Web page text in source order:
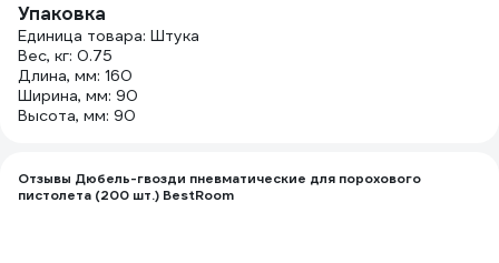
Упаковка
Единица товара: Штука
Вес, кг: 0.75
Длина, мм: 160
Ширина, мм: 90
Высота, мм: 90
Отзывы Дюбель-гвозди пневматические для порохового
пистолета (200 шт.) BestRoom